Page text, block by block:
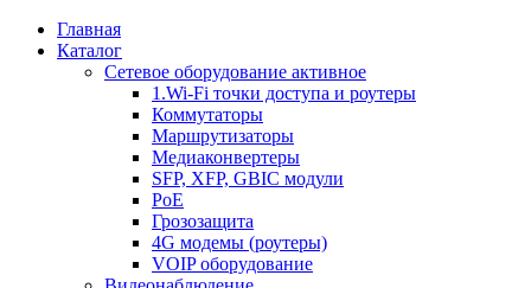
Главная
Каталог
Сетевое оборудование активное
1.Wi-Fi точки доступа и роутеры
Коммутаторы
Маршрутизаторы
Медиаконвертеры
SFP, XFP, GBIC модули
PoE
Грозозащита
4G модемы (роутеры)
VOIP оборудование